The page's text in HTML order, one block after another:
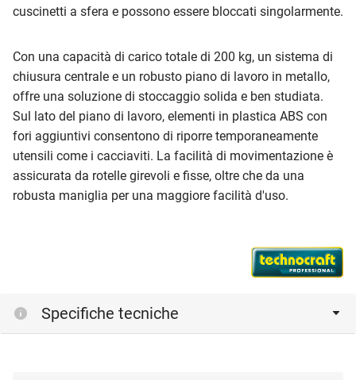
cuscinetti a sfera e possono essere bloccati singolarmente.
Con una capacità di carico totale di 200 kg, un sistema di
chiusura centrale e un robusto piano di lavoro in metallo,
offre una soluzione di stoccaggio solida e ben studiata.
Sul lato del piano di lavoro, elementi in plastica ABS con
fori aggiuntivi consentono di riporre temporaneamente
utensili come i cacciaviti. La facilità di movimentazione è
assicurata da rotelle girevoli e fisse, oltre che da una
robusta maniglia per una maggiore facilità d'uso.
Specifiche tecniche